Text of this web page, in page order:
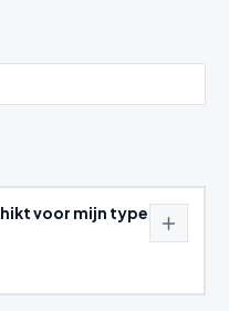
en operatieplatform
voor mijn type